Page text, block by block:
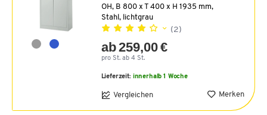
OH, B 800 x T 400 x H 1935 mm,
Stahl, lichtgrau
(2)
ab 259,00 €
pro St. ab 4 St.
Lieferzeit: innerhalb 1 Woche
Vergleichen Merken